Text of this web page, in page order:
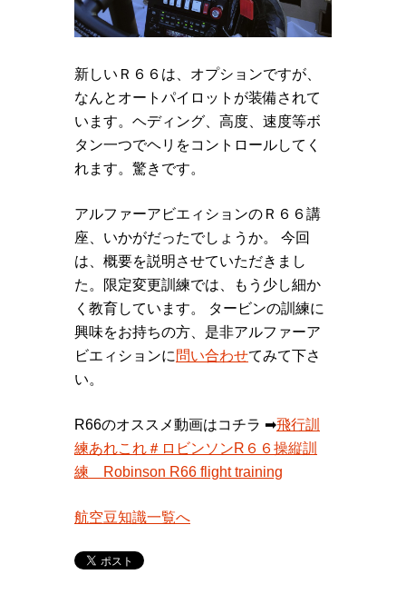
新しいＲ６６は、オプションですが、
なんとオートパイロットが装備されて
います。ヘディング、高度、速度等ボ
タン一つでヘリをコントロールしてく
れます。驚きです。
アルファーアビエィションのＲ６６講
座、いかがだったでしょうか。 今回
は、概要を説明させていただきまし
た。限定変更訓練では、もう少し細か
く教育しています。 タービンの訓練に
興味をお持ちの方、是非アルファーア
ビエィションに 問い合わせてみて下さ
い。
R66のオススメ動画はコチラ ➡︎飛行訓
練あれこれ＃ロビンソンR６６操縦訓
練 Robinson R66 flight training
航空豆知識一覧へ